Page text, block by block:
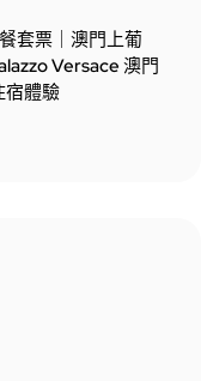
套票｜澳門上葡
Versace 澳門
宿體驗